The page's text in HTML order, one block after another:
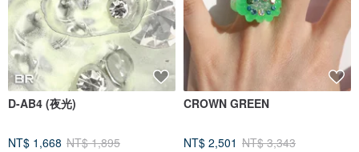
D-AB4 (夜光)
NT$ 1,668 NT$ 1,895
CROWN GREEN
NT$ 2,501 NT$ 3,343